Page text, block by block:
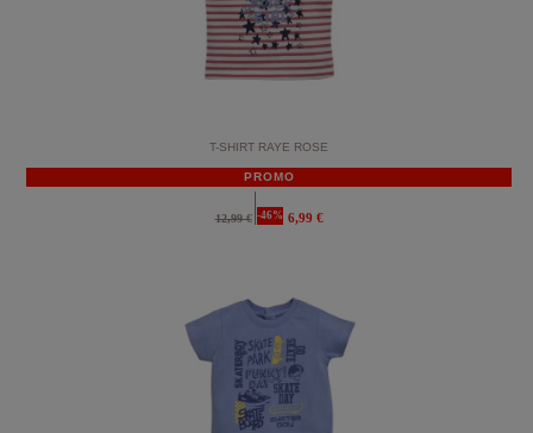
T-SHIRT RAYE ROSE
PROMO
12,99 € -46% 6,99 €